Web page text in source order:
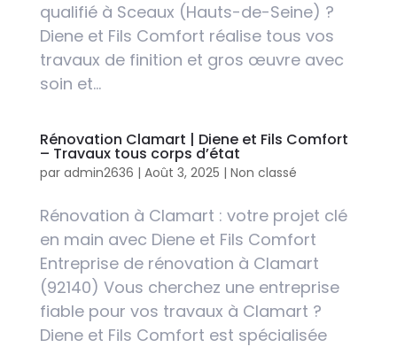
qualifié à Sceaux (Hauts-de-Seine) ?
Diene et Fils Comfort réalise tous vos
travaux de finition et gros œuvre avec
soin et...
Rénovation Clamart | Diene et Fils Comfort
– Travaux tous corps d’état
par admin2636 | Août 3, 2025 | Non classé
Rénovation à Clamart : votre projet clé
en main avec Diene et Fils Comfort
Entreprise de rénovation à Clamart
(92140) Vous cherchez une entreprise
fiable pour vos travaux à Clamart ?
Diene et Fils Comfort est spécialisée